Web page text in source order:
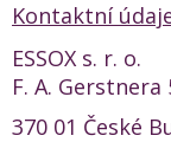
Kontaktní
ESSOX s. r. o.
F. A. Gerstnera
370 01 České